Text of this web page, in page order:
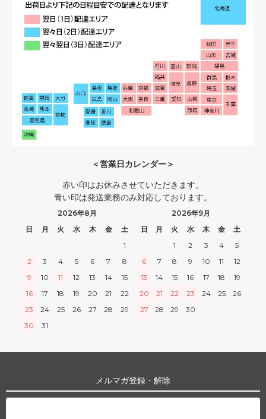
＜営業日カレンダー＞
赤い印はお休みさせていただきます。
青い印は発送業務のみ対応しております。
2026年8月
日
月 火 水 木 金
土
1
2
3 4 5 6 7
8
9
10 11 12 13 14
15
16
17 18 19 20 21
22
23
24 25 26 27 28
29
30
31
2026年9月
日
月 火 水 木 金
土
1
2 3 4
5
6
7 8 9 10 11
12
13
14 15 16 17 18
19
20
21 22 23 24 25
26
27
28 29 30
メルマガ登録・解除